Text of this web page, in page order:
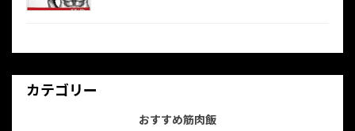
カテゴリー
おすすめ筋肉飯